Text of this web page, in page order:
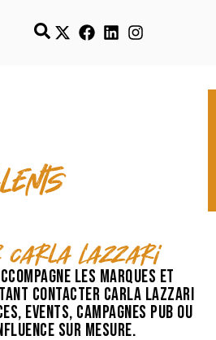
FORTS
Carla Lazzari
les marques et
contacter Carla Lazzari
events, campagnes pub ou
sur mesure.